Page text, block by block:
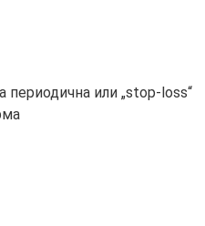
или „stop-loss“